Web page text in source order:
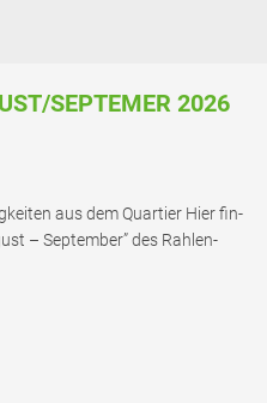
SEPTEMER 2026
aus dem Quar­tier Hier fin­
– Sep­tem­ber” des Rah­len­
Septemer 2026 –